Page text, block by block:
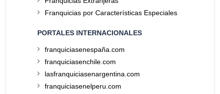
Franquicias por Características Especiales
PORTALES INTERNACIONALES
franquiciasenespaña.com
franquiciasenchile.com
lasfranquiciasenargentina.com
franquiciasenelperu.com